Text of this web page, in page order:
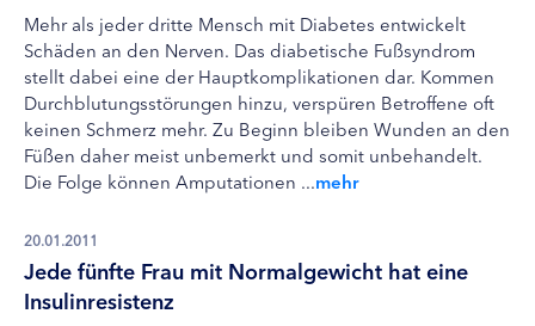
Mehr als jeder dritte Mensch mit Diabetes entwickelt
Schäden an den Nerven. Das diabetische Fußsyndrom
stellt dabei eine der Hauptkomplikationen dar. Kommen
Durchblutungsstörungen hinzu, verspüren Betroffene oft
keinen Schmerz mehr. Zu Beginn bleiben Wunden an den
Füßen daher meist unbemerkt und somit unbehandelt.
Die Folge können Amputationen ...mehr
20.01.2011
Jede fünfte Frau mit Normalgewicht hat eine
Insulinresistenz